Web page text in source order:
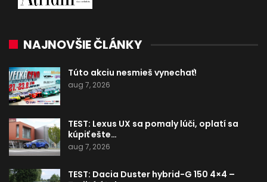
NAJNOVŠIE ČLÁNKY
Túto akciu nesmieš vynechať!
aug 7, 2026
TEST: Lexus UX sa pomaly lúči, oplatí sa
kúpiť ešte…
aug 7, 2026
TEST: Dacia Duster hybrid-G 150 4×4 –